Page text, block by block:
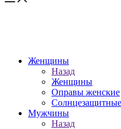
Женщины
Назад
Женщины
Оправы женские
Мужчины
Назад